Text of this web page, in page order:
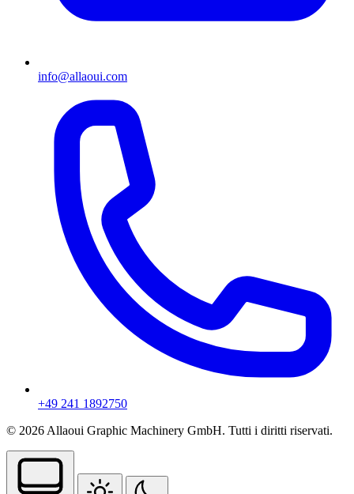
info@allaoui.com
+49 241 1892750
© 2026 Allaoui Graphic Machinery GmbH. Tutti i diritti riservati.